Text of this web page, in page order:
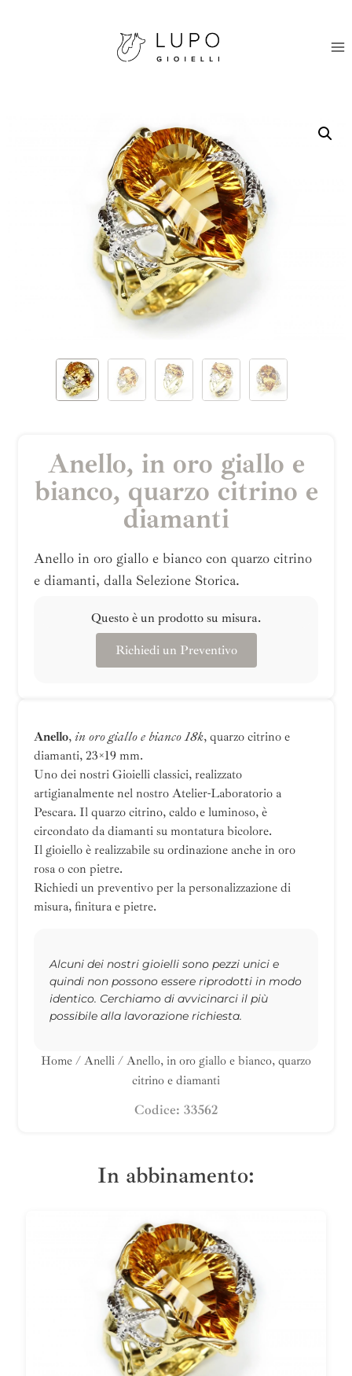
Anello, in oro giallo e
bianco, quarzo citrino e
diamanti
Anello in oro giallo e bianco con quarzo citrino
e diamanti, dalla Selezione Storica.
Questo è un prodotto su misura.
Richiedi un Preventivo
Anello, in oro giallo e bianco 18k, quarzo citrino e
diamanti, 23×19 mm.
Uno dei nostri Gioielli classici, realizzato
artigianalmente nel nostro Atelier-Laboratorio a
Pescara. Il quarzo citrino, caldo e luminoso, è
circondato da diamanti su montatura bicolore.
Il gioiello è realizzabile su ordinazione anche in oro
rosa o con pietre.
Richiedi un preventivo per la personalizzazione di
misura, finitura e pietre.
Alcuni dei nostri gioielli sono pezzi unici e
quindi non possono essere riprodotti in modo
identico. Cerchiamo di avvicinarci il più
possibile alla lavorazione richiesta.
Home / Anelli / Anello, in oro giallo e bianco, quarzo
citrino e diamanti
Codice: 33562
In abbinamento: